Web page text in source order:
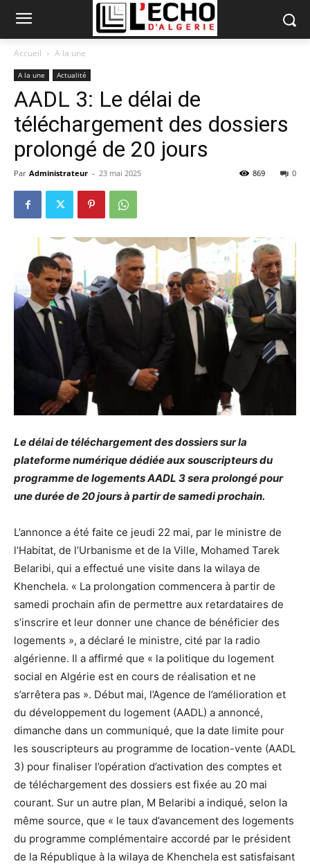
Accueil A la une
A la une Actualité
AADL 3: Le délai de
téléchargement des dossiers
prolongé de 20 jours
Par Administrateur - 23 mai 2025 0
869
Le délai de téléchargement des dossiers sur la
plateforme numérique dédiée aux souscripteurs du
programme de logements AADL 3 sera prolongé pour
une durée de 20 jours à partir de samedi prochain.
L’annonce a été faite ce jeudi 22 mai, par le ministre de
l’Habitat, de l’Urbanisme et de la Ville, Mohamed Tarek
Belaribi, qui a effectué une visite dans la wilaya de
Khenchela. « La prolongation commencera à partir de
samedi prochain afin de permettre aux retardataires de
s’inscrire et leur donner une chance de bénéficier des
logements », a déclaré le ministre, cité par la radio
algérienne. Il a affirmé que « la politique du logement
social en Algérie est en cours de réalisation et ne
s’arrêtera pas ». Début mai, l’Agence de l’amélioration et
du développement du logement (AADL) a annoncé,
dimanche dans un communiqué, que la date limite pour
les souscripteurs au programme de location-vente (AADL
3) pour finaliser l’opération d’activation des comptes et
de téléchargement des dossiers est fixée au 20 mai
courant. Sur un autre plan, M Belaribi a indiqué, selon la
même source, que « le taux d’avancement des logements
du programme complémentaire accordé par le président
de la République à la wilaya de Khenchela est satisfaisant